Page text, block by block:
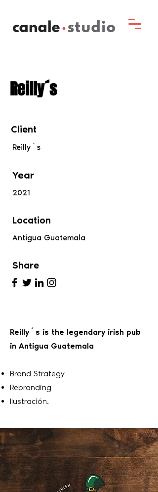
Reilly´s
Client
Reilly´s
Year
2021
Location
Antigua Guatemala
Share
Reilly´s is the legendary irish pub
in Antigua Guatemala
Brand Strategy
Rebranding
Ilustración.